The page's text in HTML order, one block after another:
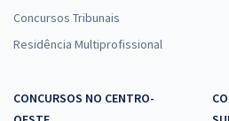
Concursos Tribunais
Residência Multiprofissional
CONCURSOS NO CENTRO-